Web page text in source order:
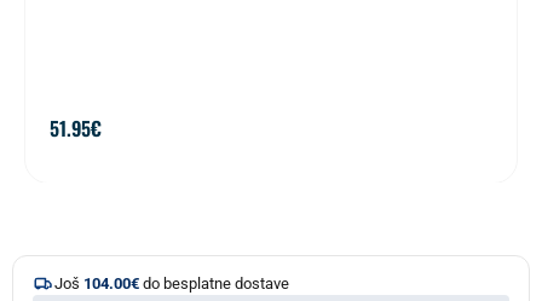
51.95€
Još 104.00€ do besplatne dostave